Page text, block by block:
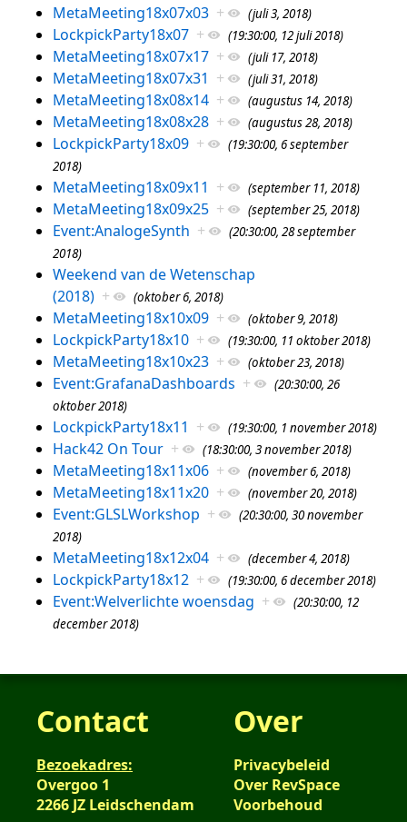
MetaMeeting18x07x03 + (juli 3, 2018)
LockpickParty18x07 + (19:30:00, 12 juli 2018)
MetaMeeting18x07x17 + (juli 17, 2018)
MetaMeeting18x07x31 + (juli 31, 2018)
MetaMeeting18x08x14 + (augustus 14, 2018)
MetaMeeting18x08x28 + (augustus 28, 2018)
LockpickParty18x09 +
(19:30:00, 6 september
2018)
MetaMeeting18x09x11 + (september 11, 2018)
MetaMeeting18x09x25 + (september 25, 2018)
Event:AnalogeSynth +
(20:30:00, 28 september
2018)
Weekend van de Wetenschap
(2018) + (oktober 6, 2018)
MetaMeeting18x10x09 + (oktober 9, 2018)
LockpickParty18x10 + (19:30:00, 11 oktober 2018)
MetaMeeting18x10x23 + (oktober 23, 2018)
Event:GrafanaDashboards +
(20:30:00, 26
oktober 2018)
LockpickParty18x11 + (19:30:00, 1 november 2018)
Hack42 On Tour + (18:30:00, 3 november 2018)
MetaMeeting18x11x06 + (november 6, 2018)
MetaMeeting18x11x20 + (november 20, 2018)
Event:GLSLWorkshop +
(20:30:00, 30 november
2018)
MetaMeeting18x12x04 + (december 4, 2018)
LockpickParty18x12 + (19:30:00, 6 december 2018)
Event:Welverlichte woensdag +
(20:30:00, 12
december 2018)
Contact
Bezoekadres:
Overgoo 1
2266 JZ Leidschendam
Over
Privacybeleid
Over RevSpace
Voorbehoud